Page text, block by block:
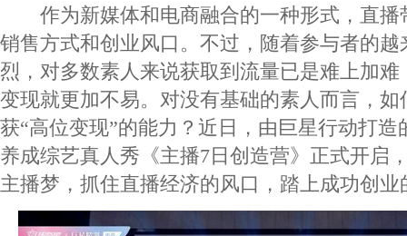
作为新媒体和电商融合的一种形式，直播
销售方式和创业风口。不过，随着参与者的
烈，对多数素人来说获取到流量已是难上加
变现就更加不易。对没有基础的素人而言，
获“高位变现”的能力？近日，由巨星行动打
养成综艺真人秀《主播7日创造营》正式开启
主播梦，抓住直播经济的风口，踏上成功创业